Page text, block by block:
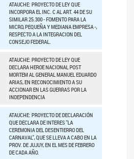
ATAUCHE: PROYECTO DE LEY QUE
INCORPORA EL INC. C AL ART. 44 DE SU
SIMILAR 25.300 - FOMENTO PARA LA
MICRO, PEQUEÑA Y MEDIANA EMPRESA -,
RESPECTO A LA INTEGRACION DEL
CONSEJO FEDERAL.
ATAUCHE: PROYECTO DE LEY QUE
DECLARA HEROE NACIONAL POST
MORTEM AL GENERAL MANUEL EDUARDO
ARIAS, EN RECONOCIMIENTO A SU
ACCIONAR EN LAS GUERRAS POR LA
INDEPENDENCIA
ATAUCHE: PROYECTO DE DECLARACIÓN
QUE DECLARA DE INTERES "LA
CEREMONIA DEL DESENTIERRO DEL
CARNAVAL", QUE SE LLEVA A CABO EN LA
PROV. DE JUJUY, EN EL MES DE FEBRERO
DE CADA AÑO.